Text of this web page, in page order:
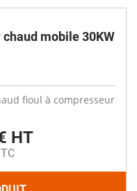
mobile 30KW
fioul à compresseur
HT